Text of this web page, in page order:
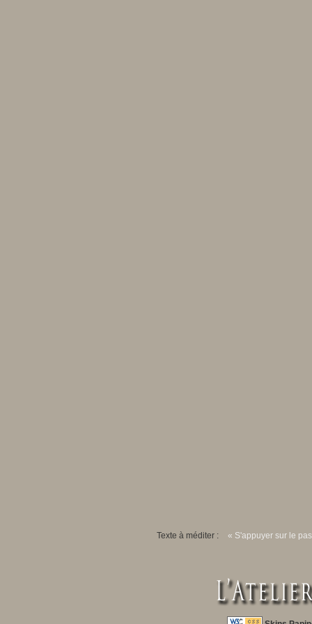
Texte à méditer : « S'appuyer sur le